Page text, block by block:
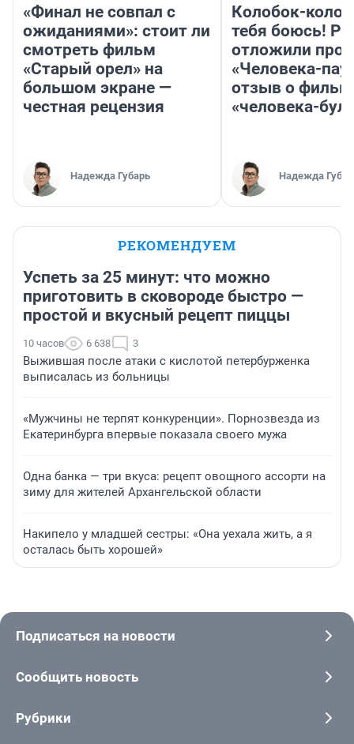
«Финал не совпал с
ожиданиями»: стоит ли
смотреть фильм
«Старый орел» на
большом экране —
честная рецензия
Надежда Губарь
Колобок-
тебя боюсь!
отложили
«Человека-
отзыв о
«человека-
Надежда
РЕКОМЕНДУЕМ
Успеть за 25 минут: что можно
приготовить в сковороде быстро —
простой и вкусный рецепт пиццы
10 часов 6 638 3
Выжившая после атаки с кислотой петербурженка
выписалась из больницы
«Мужчины не терпят конкуренции». Порнозвезда из
Екатеринбурга впервые показала своего мужа
Одна банка — три вкуса: рецепт овощного ассорти на
зиму для жителей Архангельской области
Накипело у младшей сестры: «Она уехала жить, а я
осталась быть хорошей»
Подписаться на новости
Сообщить новость
Рубрики